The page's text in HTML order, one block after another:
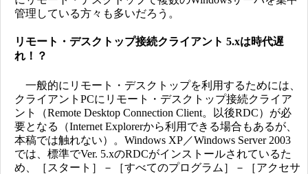
管理している方々も多いだろう。
リモート・デスクトップ接続クライアント 5.xは時代遅
れ！？
一般的にリモート・デスクトップを利用するためには、
クライアントPCにリモート・デスクトップ接続クライア
ント（Remote Desktop Connection Client。以後RDC）が必
要となる（Internet Explorerから利用できる場合もあるが、
本稿では触れない）。Windows XP／Windows Server 2003
では、標準でVer. 5.xのRDCがインストールされているた
め、［スタート］－［すべてのプログラム］－［アクセサ